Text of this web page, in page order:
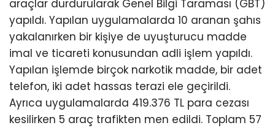
araçlar durdurularak Genel Bilgi Taraması (GBT)
yapıldı. Yapılan uygulamalarda 10 aranan şahıs
yakalanırken bir kişiye de uyuşturucu madde
imal ve ticareti konusundan adli işlem yapıldı.
Yapılan işlemde birçok narkotik madde, bir adet
telefon, iki adet hassas terazi ele geçirildi.
Ayrıca uygulamalarda 419.376 TL para cezası
kesilirken 5 araç trafikten men edildi. Toplam 57